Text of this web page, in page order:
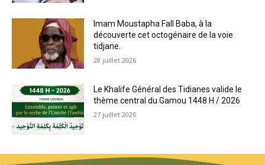
Imam Moustapha Fall Baba, à la
découverte cet octogénaire de la voie
tidjane.
28 juillet 2026
Le Khalife Général des Tidianes valide le
thème central du Gamou 1448 H / 2026
27 juillet 2026